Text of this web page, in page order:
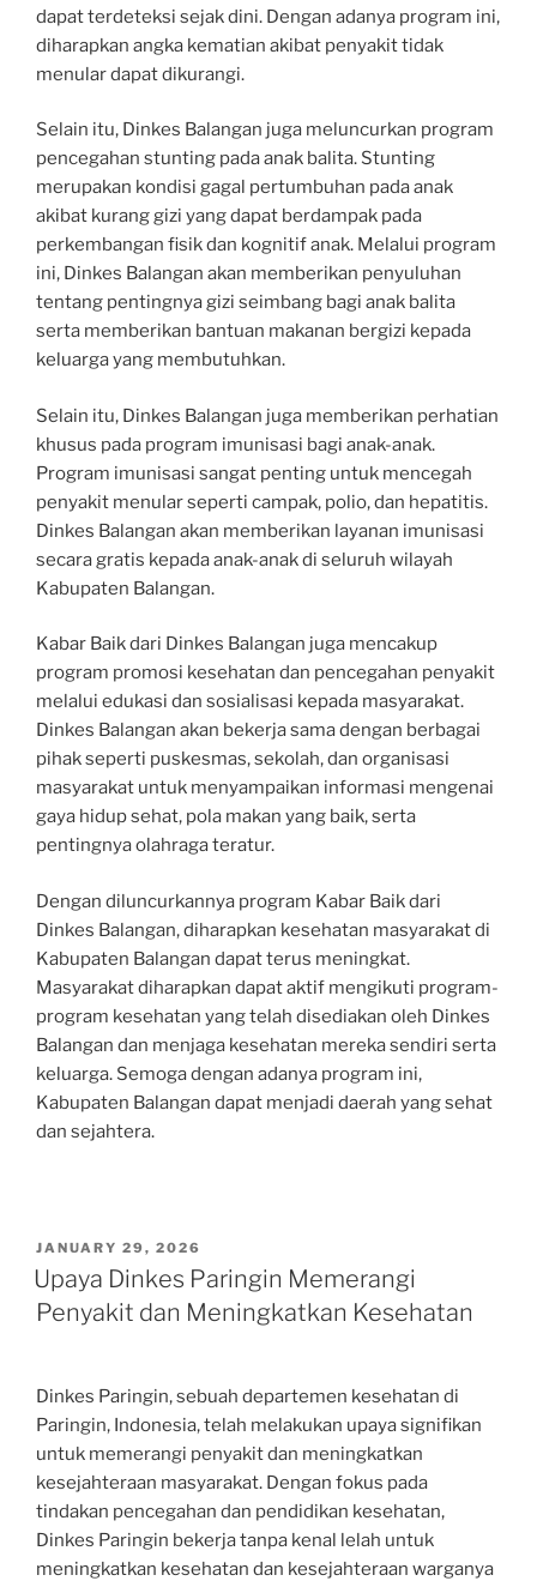
dapat terdeteksi sejak dini. Dengan adanya program ini,
diharapkan angka kematian akibat penyakit tidak
menular dapat dikurangi.
Selain itu, Dinkes Balangan juga meluncurkan program
pencegahan stunting pada anak balita. Stunting
merupakan kondisi gagal pertumbuhan pada anak
akibat kurang gizi yang dapat berdampak pada
perkembangan fisik dan kognitif anak. Melalui program
ini, Dinkes Balangan akan memberikan penyuluhan
tentang pentingnya gizi seimbang bagi anak balita
serta memberikan bantuan makanan bergizi kepada
keluarga yang membutuhkan.
Selain itu, Dinkes Balangan juga memberikan perhatian
khusus pada program imunisasi bagi anak-anak.
Program imunisasi sangat penting untuk mencegah
penyakit menular seperti campak, polio, dan hepatitis.
Dinkes Balangan akan memberikan layanan imunisasi
secara gratis kepada anak-anak di seluruh wilayah
Kabupaten Balangan.
Kabar Baik dari Dinkes Balangan juga mencakup
program promosi kesehatan dan pencegahan penyakit
melalui edukasi dan sosialisasi kepada masyarakat.
Dinkes Balangan akan bekerja sama dengan berbagai
pihak seperti puskesmas, sekolah, dan organisasi
masyarakat untuk menyampaikan informasi mengenai
gaya hidup sehat, pola makan yang baik, serta
pentingnya olahraga teratur.
Dengan diluncurkannya program Kabar Baik dari
Dinkes Balangan, diharapkan kesehatan masyarakat di
Kabupaten Balangan dapat terus meningkat.
Masyarakat diharapkan dapat aktif mengikuti program-
program kesehatan yang telah disediakan oleh Dinkes
Balangan dan menjaga kesehatan mereka sendiri serta
keluarga. Semoga dengan adanya program ini,
Kabupaten Balangan dapat menjadi daerah yang sehat
dan sejahtera.
POSTED
ON
JANUARY 29, 2026
Upaya Dinkes Paringin Memerangi
Penyakit dan Meningkatkan Kesehatan
Dinkes Paringin, sebuah departemen kesehatan di
Paringin, Indonesia, telah melakukan upaya signifikan
untuk memerangi penyakit dan meningkatkan
kesejahteraan masyarakat. Dengan fokus pada
tindakan pencegahan dan pendidikan kesehatan,
Dinkes Paringin bekerja tanpa kenal lelah untuk
meningkatkan kesehatan dan kesejahteraan warganya